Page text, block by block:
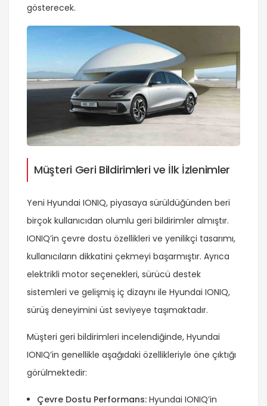
gösterecek.
Müşteri Geri Bildirimleri ve İlk İzlenimler
Yeni Hyundai IONIQ, piyasaya sürüldüğünden beri
birçok kullanıcıdan olumlu geri bildirimler almıştır.
IONIQ’in çevre dostu özellikleri ve yenilikçi tasarımı,
kullanıcıların dikkatini çekmeyi başarmıştır. Ayrıca
elektrikli motor seçenekleri, sürücü destek
sistemleri ve gelişmiş iç dizaynı ile Hyundai IONIQ,
sürüş deneyimini üst seviyeye taşımaktadır.
Müşteri geri bildirimleri incelendiğinde, Hyundai
IONIQ’in genellikle aşağıdaki özellikleriyle öne çıktığı
görülmektedir:
Çevre Dostu Performans: Hyundai IONIQ’in